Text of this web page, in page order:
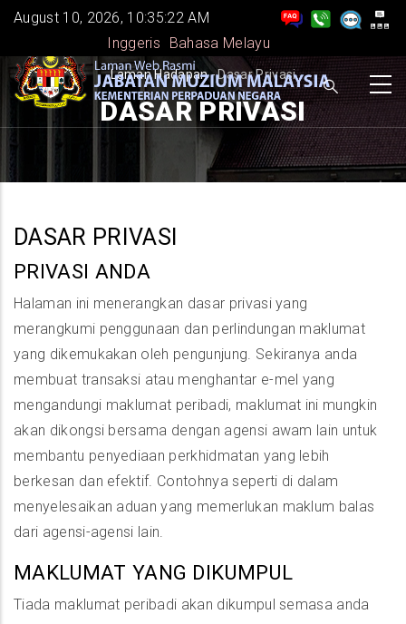
Skip
main
content
August 10, 2026, 10:35:22 AM
Inggeris
Bahasa Melayu
BREADCRUMB
Laman Hadapan -Dasar Privasi
DASAR PRIVASI
DASAR PRIVASI
PRIVASI ANDA
Halaman ini menerangkan dasar privasi yang
merangkumi penggunaan dan perlindungan maklumat
yang dikemukakan oleh pengunjung. Sekiranya anda
membuat transaksi atau menghantar e-mel yang
mengandungi maklumat peribadi, maklumat ini mungkin
akan dikongsi bersama dengan agensi awam lain untuk
membantu penyediaan perkhidmatan yang lebih
berkesan dan efektif. Contohnya seperti di dalam
menyelesaikan aduan yang memerlukan maklum balas
dari agensi-agensi lain.
MAKLUMAT YANG DIKUMPUL
Tiada maklumat peribadi akan dikumpul semasa anda